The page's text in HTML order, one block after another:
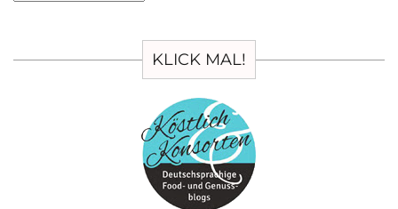
KLICK MAL!